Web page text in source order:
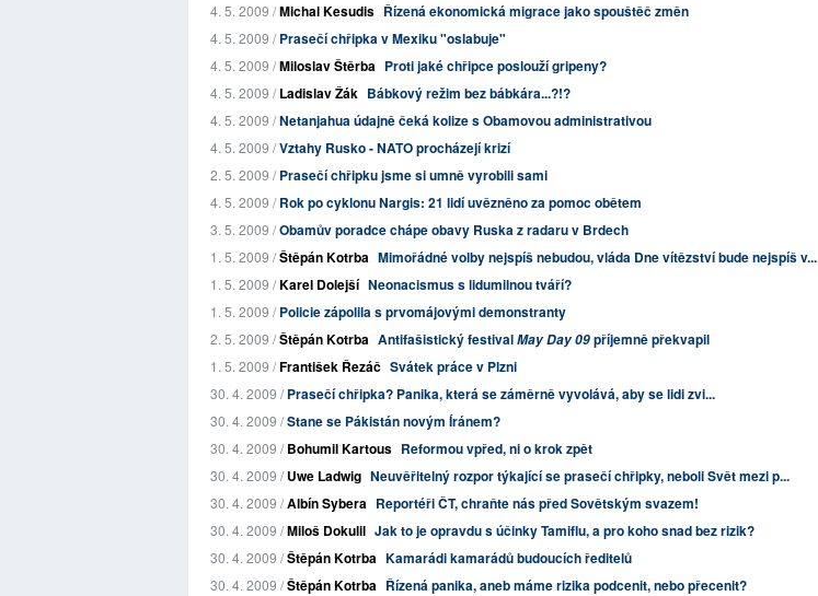
4. 5. 2009 /Michal Kesudis Řízená ekonomická migrace jako spouštěč změn
4. 5. 2009 /Prasečí chřipka v Mexiku "oslabuje"
4. 5. 2009 /Miloslav Štěrba Proti jaké chřipce poslouží gripeny?
4. 5. 2009 /Ladislav Žák Bábkový režim bez bábkára...?!?
4. 5. 2009 /Netanjahua údajně čeká kolize s Obamovou administrativou
4. 5. 2009 /Vztahy Rusko - NATO procházejí krizí
2. 5. 2009 /Prasečí chřipku jsme si umně vyrobili sami
4. 5. 2009 /Rok po cyklonu Nargis: 21 lidí uvězněno za pomoc obětem
3. 5. 2009 /Obamův poradce chápe obavy Ruska z radaru v Brdech
1. 5. 2009 /Štěpán Kotrba Mimořádné volby nejspíš nebudou, vláda Dne vítězství bude nejspíš v...
1. 5. 2009 /Karel Dolejší Neonacismus s lidumilnou tváří?
1. 5. 2009 /Policie zápolila s prvomájovými demonstranty
2. 5. 2009 /Štěpán Kotrba Antifašistický festivalMay Day 09příjemně překvapil
1. 5. 2009 /František Řezáč Svátek práce v Plzni
30. 4. 2009 /Prasečí chřipka? Panika, která se záměrně vyvolává, aby se lidi zvi...
30. 4. 2009 /Stane se Pákistán novým Íránem?
30. 4. 2009 /Bohumil Kartous Reformou vpřed, ni o krok zpět
30. 4. 2009 /Uwe Ladwig Neuvěřitelný rozpor týkající se prasečí chřipky, neboli Svět mezi p...
30. 4. 2009 /Albín Sybera Reportéři ČT, chraňte nás před Sovětským svazem!
30. 4. 2009 /Miloš Dokulil Jak to je opravdu s účinky Tamiflu, a pro koho snad bez rizik?
30. 4. 2009 /Štěpán Kotrba Kamarádi kamarádů budoucích ředitelů
30. 4. 2009 /Štěpán Kotrba Řízená panika, aneb máme rizika podcenit, nebo přecenit?